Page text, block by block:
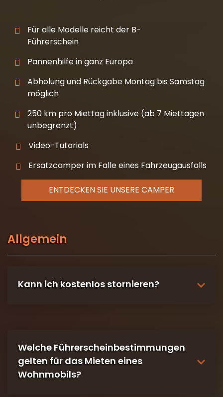
Für alle Modelle reicht der B-
Führerschein
Pannenhilfe in ganz Europa
Abholung und Rückgabe Montag bis Samstag
möglich
250 km pro Miettag inklusive (ab 7 Miettagen
unbegrenzt)
Video-Tutorials
Ersatzcamper im Falle eines Fahrzeugausfalls
ENTDECKEN SIE UNSERE CAMPER
Allgemein
Kann ich kostenlos stornieren?
Welche Führerscheinbestimmungen
gelten für das Mieten eines
Wohnmobils?